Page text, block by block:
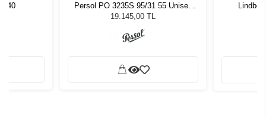
- 40
Persol PO 3235S 95/31 55 Unisex
Güneş Gözlüğü
19.145,00 TL